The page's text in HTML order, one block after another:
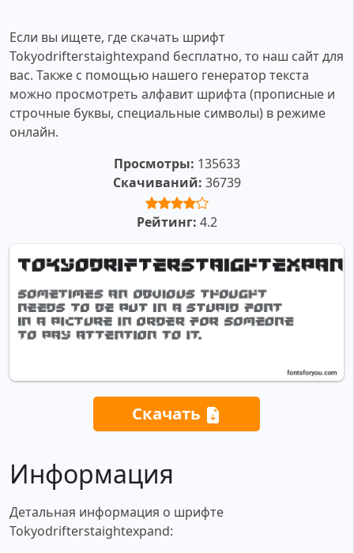
Если вы ищете, где скачать шрифт
Tokyodrifterstaightexpand бесплатно, то наш сайт для
вас. Также с помощью нашего генератор текста
можно просмотреть алфавит шрифта (прописные и
строчные буквы, специальные символы) в режиме
онлайн.
Просмотры: 135633
Скачиваний: 36739
Рейтинг: 4.2
Скачать
Информация
Детальная информация о шрифте
Tokyodrifterstaightexpand: